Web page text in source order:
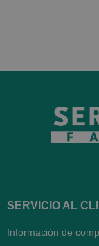
SERVICIO AL
Información de